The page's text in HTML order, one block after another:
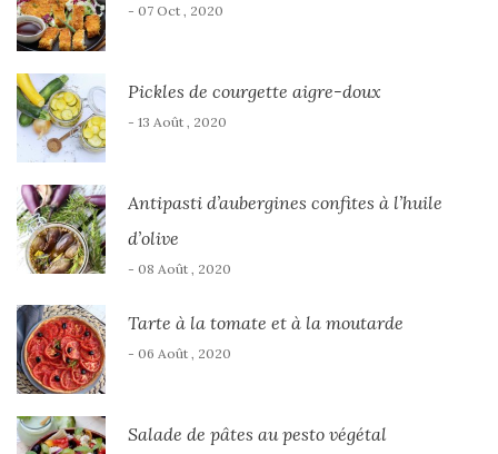
- 07 Oct , 2020
Pickles de courgette aigre-doux
- 13 Août , 2020
Antipasti d’aubergines confites à l’huile
d’olive
- 08 Août , 2020
Tarte à la tomate et à la moutarde
- 06 Août , 2020
Salade de pâtes au pesto végétal